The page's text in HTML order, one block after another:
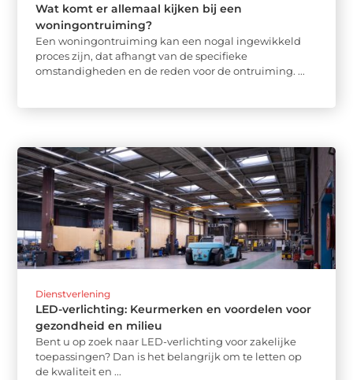
Wat komt er allemaal kijken bij een
woningontruiming?
Een woningontruiming kan een nogal ingewikkeld
proces zijn, dat afhangt van de specifieke
omstandigheden en de reden voor de ontruiming. ...
Dienstverlening
LED-verlichting: Keurmerken en voordelen voor
gezondheid en milieu
Bent u op zoek naar LED-verlichting voor zakelijke
toepassingen? Dan is het belangrijk om te letten op
de kwaliteit en ...